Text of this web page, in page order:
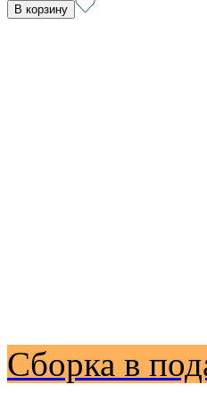
В корзину
Сборка в